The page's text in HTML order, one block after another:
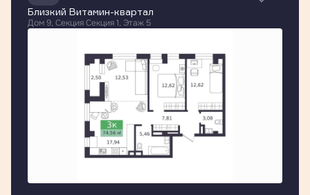
Близкий Витамин-квартал
Дом 9, Секция Секция 1, Этаж 5